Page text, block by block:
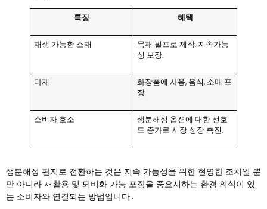
특징 혜택
재생 가능한 소재
목재 펄프로 제작, 지속가능
성 보장.
다재
화장품에 사용, 음식, 소매 포
장.
소비자 호소
생분해성 옵션에 대한 선호
도 증가로 시장 성장 촉진.
생분해성 판지로 전환하는 것은 지속 가능성을 위한 현명한 조치일 뿐
만 아니라 재활용 및 퇴비화 가능 포장을 중요시하는 환경 의식이 있
는 소비자와 연결되는 방법입니다..